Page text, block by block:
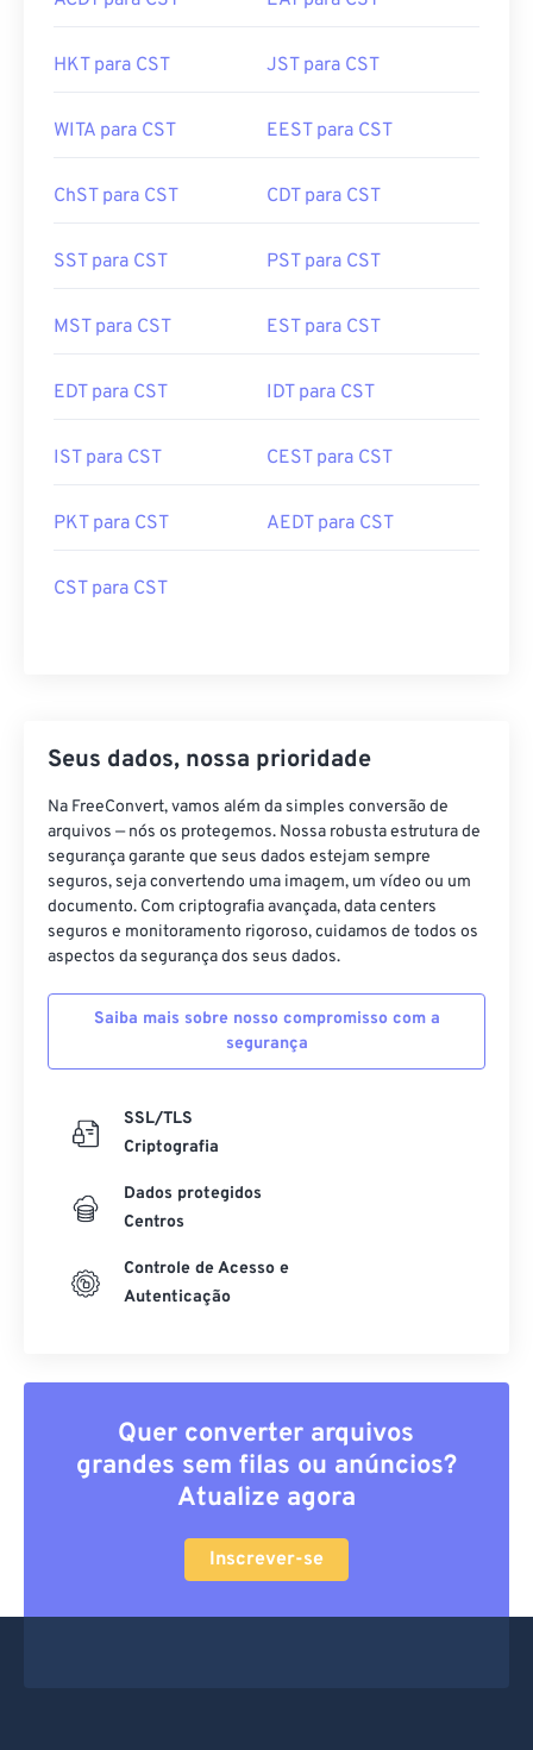
HKT para CST JST para CST
WITA para CST EEST para CST
ChST para CST CDT para CST
SST para CST PST para CST
MST para CST EST para CST
EDT para CST IDT para CST
IST para CST CEST para CST
PKT para CST AEDT para CST
CST para CST
Seus dados, nossa prioridade
Na FreeConvert, vamos além da simples conversão de
arquivos — nós os protegemos. Nossa robusta estrutura de
segurança garante que seus dados estejam sempre
seguros, seja convertendo uma imagem, um vídeo ou um
documento. Com criptografia avançada, data centers
seguros e monitoramento rigoroso, cuidamos de todos os
aspectos da segurança dos seus dados.
Saiba mais sobre nosso compromisso com a
segurança
SSL/TLS
Criptografia
Dados protegidos
Centros
Controle de Acesso e
Autenticação
Quer converter arquivos
grandes sem filas ou anúncios?
Atualize agora
Inscrever-se